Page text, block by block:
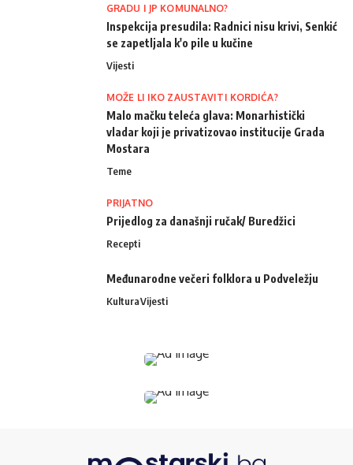
GRADU I JP KOMUNALNO?
Inspekcija presudila: Radnici nisu krivi, Senkić
se zapetljala k'o pile u kučine
Vijesti
MOŽE LI IKO ZAUSTAVITI KORDIĆA?
Malo mačku teleća glava: Monarhistički
vladar koji je privatizovao institucije Grada
Mostara
Teme
PRIJATNO
Prijedlog za današnji ručak/ Buredžici
Recepti
Međunarodne večeri folklora u Podveležju
KulturaVijesti